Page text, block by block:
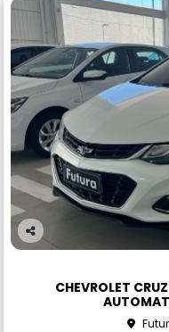
Co
CHEVROLET